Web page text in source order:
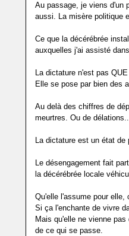
Au passage, je viens d'un
aussi. La misère politique
Ce que la décérébrée
auxquelles j'ai assisté
La dictature n'est pas
Elle se pose par bien des
Au delà des chiffres de
meurtres. Ou de
La dictature est un état
Le désengagement fait
la décérébrée locale
Qu'elle l'assume pour elle,
Si ça l'enchante de vivre
Mais qu'elle ne vienne
de ce qui se passe.